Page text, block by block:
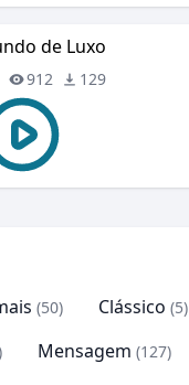
de Luxo
912 129
(50) Clássico (5)
Mensagem (127)